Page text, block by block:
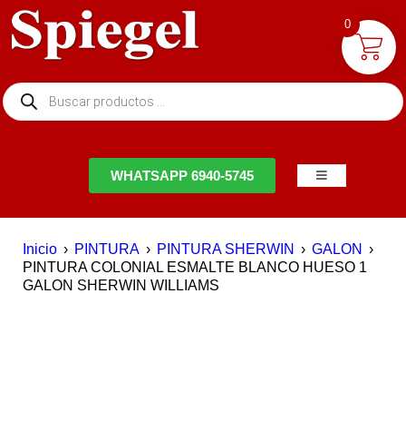
WHATSAPP 6940-5745
Inicio › PINTURA › PINTURA SHERWIN › GALON ›
PINTURA COLONIAL ESMALTE BLANCO HUESO 1
GALON SHERWIN WILLIAMS
0